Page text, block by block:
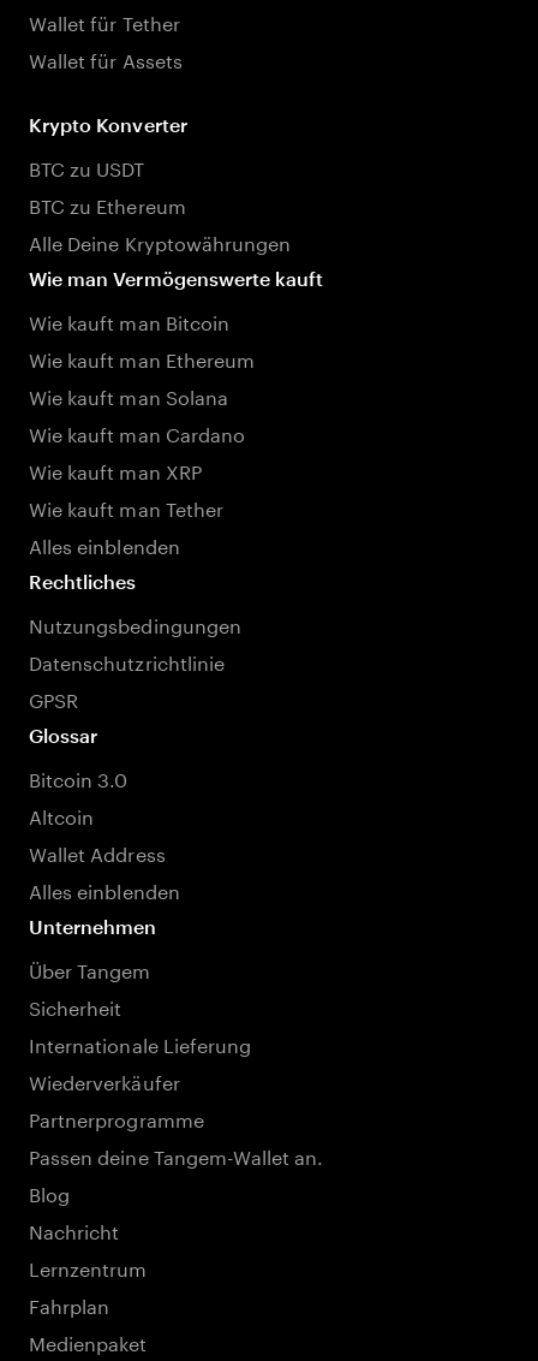
Wallet für Tether
Wallet für Assets
Krypto Konverter
BTC zu USDT
BTC zu Ethereum
Alle Deine Kryptowährungen
Wie man Vermögenswerte kauft
Wie kauft man Bitcoin
Wie kauft man Ethereum
Wie kauft man Solana
Wie kauft man Cardano
Wie kauft man XRP
Wie kauft man Tether
Alles einblenden
Rechtliches
Nutzungsbedingungen
Datenschutzrichtlinie
GPSR
Glossar
Bitcoin 3.0
Altcoin
Wallet Address
Alles einblenden
Unternehmen
Über Tangem
Sicherheit
Internationale Lieferung
Wiederverkäufer
Partnerprogramme
Passen deine Tangem-Wallet an.
Blog
Nachricht
Lernzentrum
Fahrplan
Medienpaket